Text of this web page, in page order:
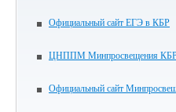
Официальный сайт ЕГЭ в КБР
ЦНППМ Минпросвещения
Официальный сайт